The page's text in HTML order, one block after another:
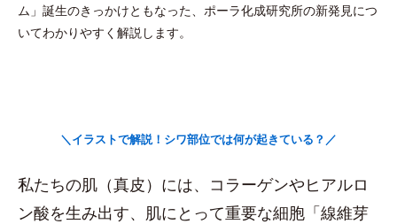
ム」誕生のきっかけともなった、ポーラ化成研究所の新発見につ
いてわかりやすく解説します。
＼イラストで解説！シワ部位では何が起きている？／
私たちの肌（真皮）には、コラーゲンやヒアルロ
ン酸を生み出す、肌にとって重要な細胞「線維芽